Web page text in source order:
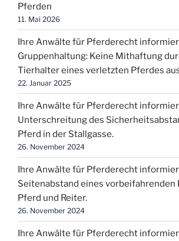
Pferden
11. Mai 2026
Ihre Anwälte für Pferderecht
Gruppenhaltung: Keine Mithaftung
Tierhalter eines verletzten Pferdes
22. Januar 2025
Ihre Anwälte für Pferderecht
Unterschreitung des
Pferd in der Stallgasse.
26. November 2024
Ihre Anwälte für Pferderecht
Seitenabstand eines vorbeifahrenden
Pferd und Reiter.
26. November 2024
Ihre Anwälte für Pferderecht